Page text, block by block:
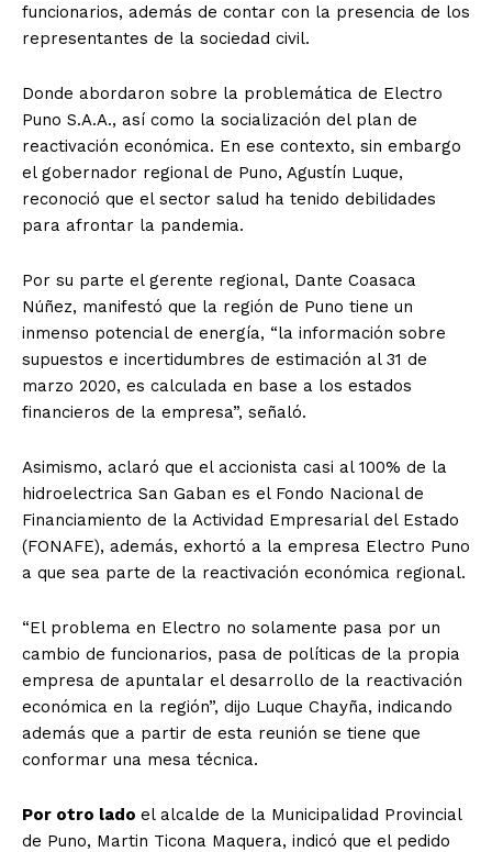
funcionarios, además de contar con la presencia de los
representantes de la sociedad civil.
Donde abordaron sobre la problemática de Electro
Puno S.A.A., así como la socialización del plan de
reactivación económica. En ese contexto, sin embargo
el gobernador regional de Puno, Agustín Luque,
reconoció que el sector salud ha tenido debilidades
para afrontar la pandemia.
Por su parte el gerente regional, Dante Coasaca
Núñez, manifestó que la región de Puno tiene un
inmenso potencial de energía, “la información sobre
supuestos e incertidumbres de estimación al 31 de
marzo 2020, es calculada en base a los estados
financieros de la empresa”, señaló.
Asimismo, aclaró que el accionista casi al 100% de la
hidroelectrica San Gaban es el Fondo Nacional de
Financiamiento de la Actividad Empresarial del Estado
(FONAFE), además, exhortó a la empresa Electro Puno
a que sea parte de la reactivación económica regional.
“El problema en Electro no solamente pasa por un
cambio de funcionarios, pasa de políticas de la propia
empresa de apuntalar el desarrollo de la reactivación
económica en la región”, dijo Luque Chayña, indicando
además que a partir de esta reunión se tiene que
conformar una mesa técnica.
Por otro lado el alcalde de la Municipalidad Provincial
de Puno, Martin Ticona Maquera, indicó que el pedido